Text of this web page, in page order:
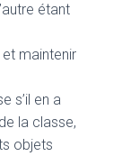
étant
et maintenir
s’il en a
la classe,
objets